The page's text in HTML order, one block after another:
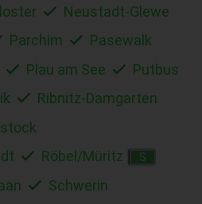
Neustadt-Glewe
Parchim
Pasewalk
Plau am See Putbus
Ribnitz-Damgarten
Röbel/Müritz S
Schwerin